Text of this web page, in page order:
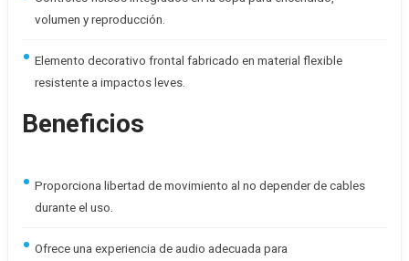
volumen y reproducción.
Elemento decorativo frontal fabricado en material flexible
resistente a impactos leves.
Beneficios
Proporciona libertad de movimiento al no depender de cables
durante el uso.
Ofrece una experiencia de audio adecuada para